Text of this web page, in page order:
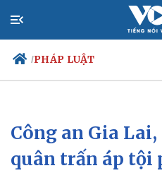
/PHÁP LUẬT
Chính trị
Đảng
Tổ chức nhân sự
Công an Gia
quân trấn áp tội